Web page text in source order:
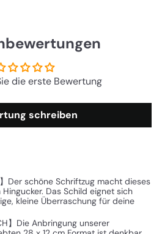
die erste Bewertung
schreiben
Der schöne Schriftzug macht dieses
Das Schild eignet sich
kleine Überraschung für deine
】Die Anbringung unserer